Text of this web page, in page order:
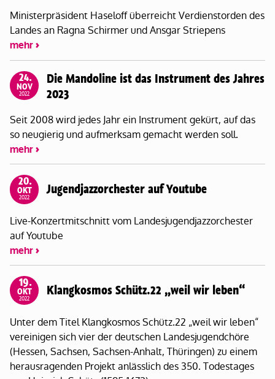
Ministerpräsident Haseloff überreicht Verdienstorden des
Landes an Ragna Schirmer und Ansgar Striepens
mehr
24.
NOV
2022
Die Mandoline ist das Instrument des Jahres
2023
Seit 2008 wird jedes Jahr ein Instrument gekürt, auf das
so neugierig und aufmerksam gemacht werden soll.
mehr
20.
OKT
2022 Jugendjazzorchester auf Youtube
Live-Konzertmitschnitt vom Landesjugendjazzorchester
auf Youtube
mehr
19.
OKT
2022 Klangkosmos Schütz.22 „weil wir leben“
Unter dem Titel Klangkosmos Schütz.22 „weil wir leben“
vereinigen sich vier der deutschen Landesjugendchöre
(Hessen, Sachsen, Sachsen-Anhalt, Thüringen) zu einem
herausragenden Projekt anlässlich des 350. Todestages